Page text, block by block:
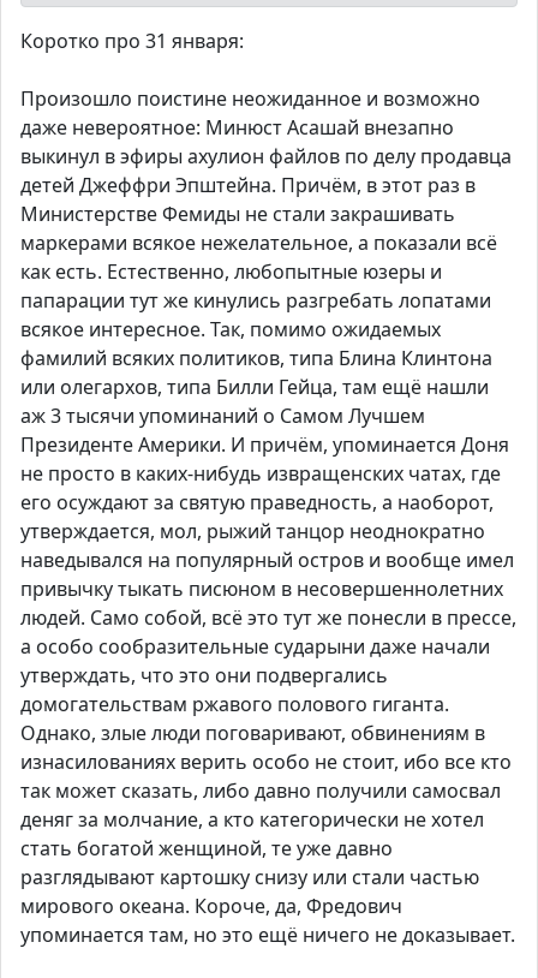
Коротко про 31 января:
Произошло поистине неожиданное и возможно
даже невероятное: Минюст Асашай внезапно
выкинул в эфиры ахулион файлов по делу продавца
детей Джеффри Эпштейна. Причём, в этот раз в
Министерстве Фемиды не стали закрашивать
маркерами всякое нежелательное, а показали всё
как есть. Естественно, любопытные юзеры и
папарации тут же кинулись разгребать лопатами
всякое интересное. Так, помимо ожидаемых
фамилий всяких политиков, типа Блина Клинтона
или олегархов, типа Билли Гейца, там ещё нашли
аж 3 тысячи упоминаний о Самом Лучшем
Президенте Америки. И причём, упоминается Доня
не просто в каких-нибудь извращенских чатах, где
его осуждают за святую праведность, а наоборот,
утверждается, мол, рыжий танцор неоднократно
наведывался на популярный остров и вообще имел
привычку тыкать писюном в несовершеннолетних
людей. Само собой, всё это тут же понесли в прессе,
а особо сообразительные сударыни даже начали
утверждать, что это они подвергались
домогательствам ржавого полового гиганта.
Однако, злые люди поговаривают, обвинениям в
изнасилованиях верить особо не стоит, ибо все кто
так может сказать, либо давно получили самосвал
деняг за молчание, а кто категорически не хотел
стать богатой женщиной, те уже давно
разглядывают картошку снизу или стали частью
мирового океана. Короче, да, Фредович
упоминается там, но это ещё ничего не доказывает.